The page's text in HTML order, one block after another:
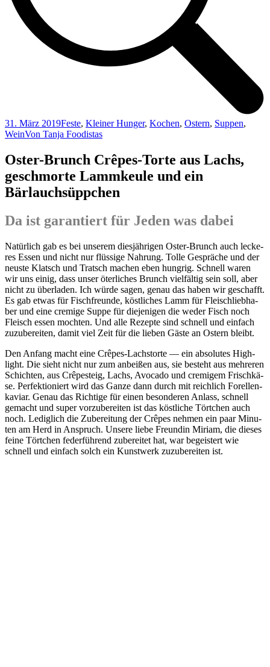
31. März 2019Feste, Kleiner Hunger, Kochen, Ostern, Suppen,
WeinVon Tanja Foodistas
Oster-Brunch Crêpes-Torte aus Lachs,
geschmorte Lammkeule und ein
Bärlauchsüppchen
Da ist garantiert für Jeden was dabei
Natür­lich gab es bei unse­rem dies­jäh­ri­gen Oster-Brunch auch lecke­
res Essen und nicht nur flüs­si­ge Nah­rung. Tol­le Gesprä­che und der
neus­te Klatsch und Tratsch machen eben hung­rig. Schnell waren
wir uns einig, dass unser öter­li­ches Brunch viel­fäl­tig sein soll, aber
nicht zu über­la­den. Ich wür­de sagen, genau das haben wir geschafft.
Es gab etwas für Fisch­freun­de, köst­li­ches Lamm für Fleisch­lieb­ha­
ber und eine cre­mi­ge Sup­pe für die­je­ni­gen die weder Fisch noch
Fleisch essen moch­ten. Und alle Rezep­te sind schnell und ein­fach
zuzu­be­rei­ten, damit viel Zeit für die lie­ben Gäs­te an Ostern bleibt.
Den Anfang macht eine Crê­pes-Lachstor­te — ein abso­lu­tes High­
light. Die sieht nicht nur zum anbei­ßen aus, sie besteht aus meh­re­ren
Schich­ten, aus Crê­pesteig, Lachs, Avo­ca­do und cre­mi­gem Frisch­kä­
se. Per­fek­tio­niert wird das Gan­ze dann durch mit reich­lich Forel­len­
ka­vi­ar. Genau das Rich­ti­ge für einen beson­de­ren Anlass, schnell
gemacht und super vor­zu­be­rei­ten ist das köst­li­che Tört­chen auch
noch. Ledig­lich die Zube­rei­tung der Crê­pes neh­men ein paar Minu­
ten am Herd in Anspruch. Unse­re lie­be Freun­din Miri­am, die die­ses
fei­ne Tört­chen feder­füh­rend zube­rei­tet hat, war begeis­tert wie
schnell und ein­fach solch ein Kunst­werk zuzu­be­rei­ten ist.